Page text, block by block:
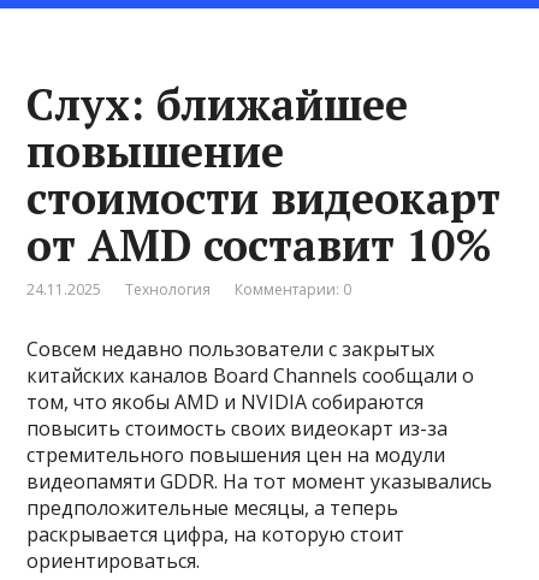
Слух: ближайшее
повышение
стоимости видеокарт
от AMD составит 10%
24.11.2025 Технология Комментарии: 0
Совсем недавно пользователи с закрытых
китайских каналов Board Channels сообщали о
том, что якобы AMD и NVIDIA собираются
повысить стоимость своих видеокарт из-за
стремительного повышения цен на модули
видеопамяти GDDR. На тот момент указывались
предположительные месяцы, а теперь
раскрывается цифра, на которую стоит
ориентироваться.